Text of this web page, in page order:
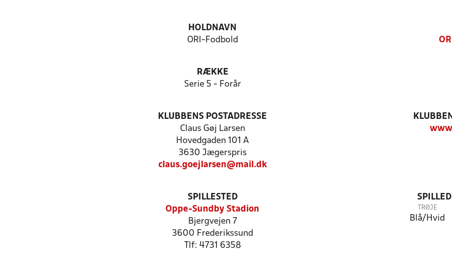
HOLDNAVN
ORI-Fodbold
RÆKKE
Serie 5 - Forår
KLUBBENS POSTADRESSE
Claus Gøj Larsen
Hovedgaden 101 A
3630 Jægerspris
claus.goejlarsen@mail.dk
SPILLESTED
Oppe-Sundby Stadion
Bjergvejen 7
3600 Frederikssund
Tlf: 4731 6358
TRØJE
Blå/Hvid